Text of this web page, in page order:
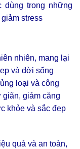
trong những
stress
nhiên, mang lại
và đời sống
loại và công
giảm căng
khỏe và sắc đẹp
quả và an toàn,